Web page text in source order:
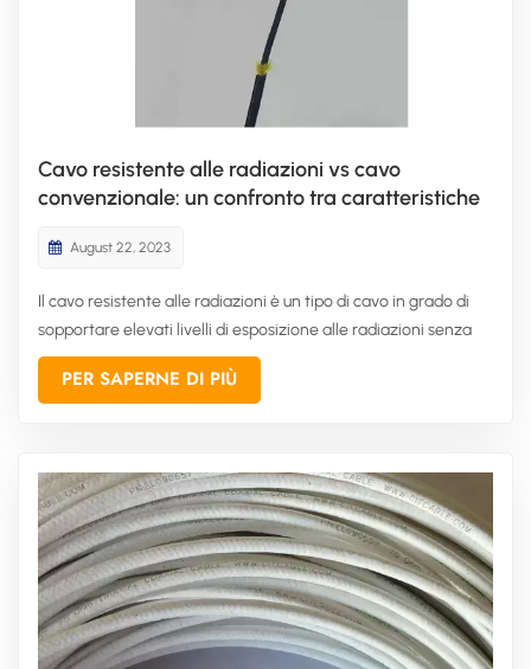
Cavo resistente alle radiazioni vs cavo
convenzionale: un confronto tra caratteristiche
August 22, 2023
Il cavo resistente alle radiazioni è un tipo di cavo in grado di
sopportare elevati livelli di esposizione alle radiazioni senza
perdere funzionalità e integrità. È progettato per funzionare
in ambienti in cui i cavi convenzionali si guasterebbero o si
PER SAPERNE DI PIÙ